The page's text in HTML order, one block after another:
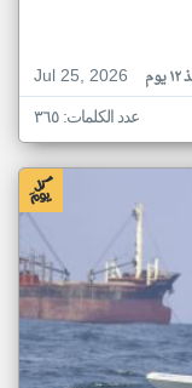
Jul 25, 2026
عدد الكلمات: ٣٦٥